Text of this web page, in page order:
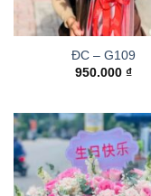
ĐC – G109
950.000 ₫